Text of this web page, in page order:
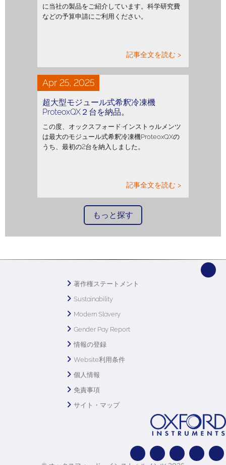
に当社の製品をご紹介しています。科学研究費
などの予算申請にご利用ください。
記事全文を読む >
Apr 25, 2025
超大型モジュール式希釈冷凍機
ProteoxQX２台を納品。
この度、オックスフォード·インストゥルメンツ
は最大のモジュール式希釈冷凍機ProteoxQXの
うち、最初の2台を納入しました。
記事全文を読む >
もっと探す
著作権ステートメント
Sustainability
Modern Slavery
Gender Pay Report
情報の登録
Website利用条件
個人情報
免責事項
サイト・マップ